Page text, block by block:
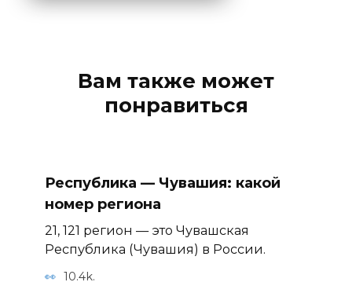
Вам также может
понравиться
Республика — Чувашия: какой
номер региона
21, 121 регион — это Чувашская
Республика (Чувашия) в России.
10.4k.